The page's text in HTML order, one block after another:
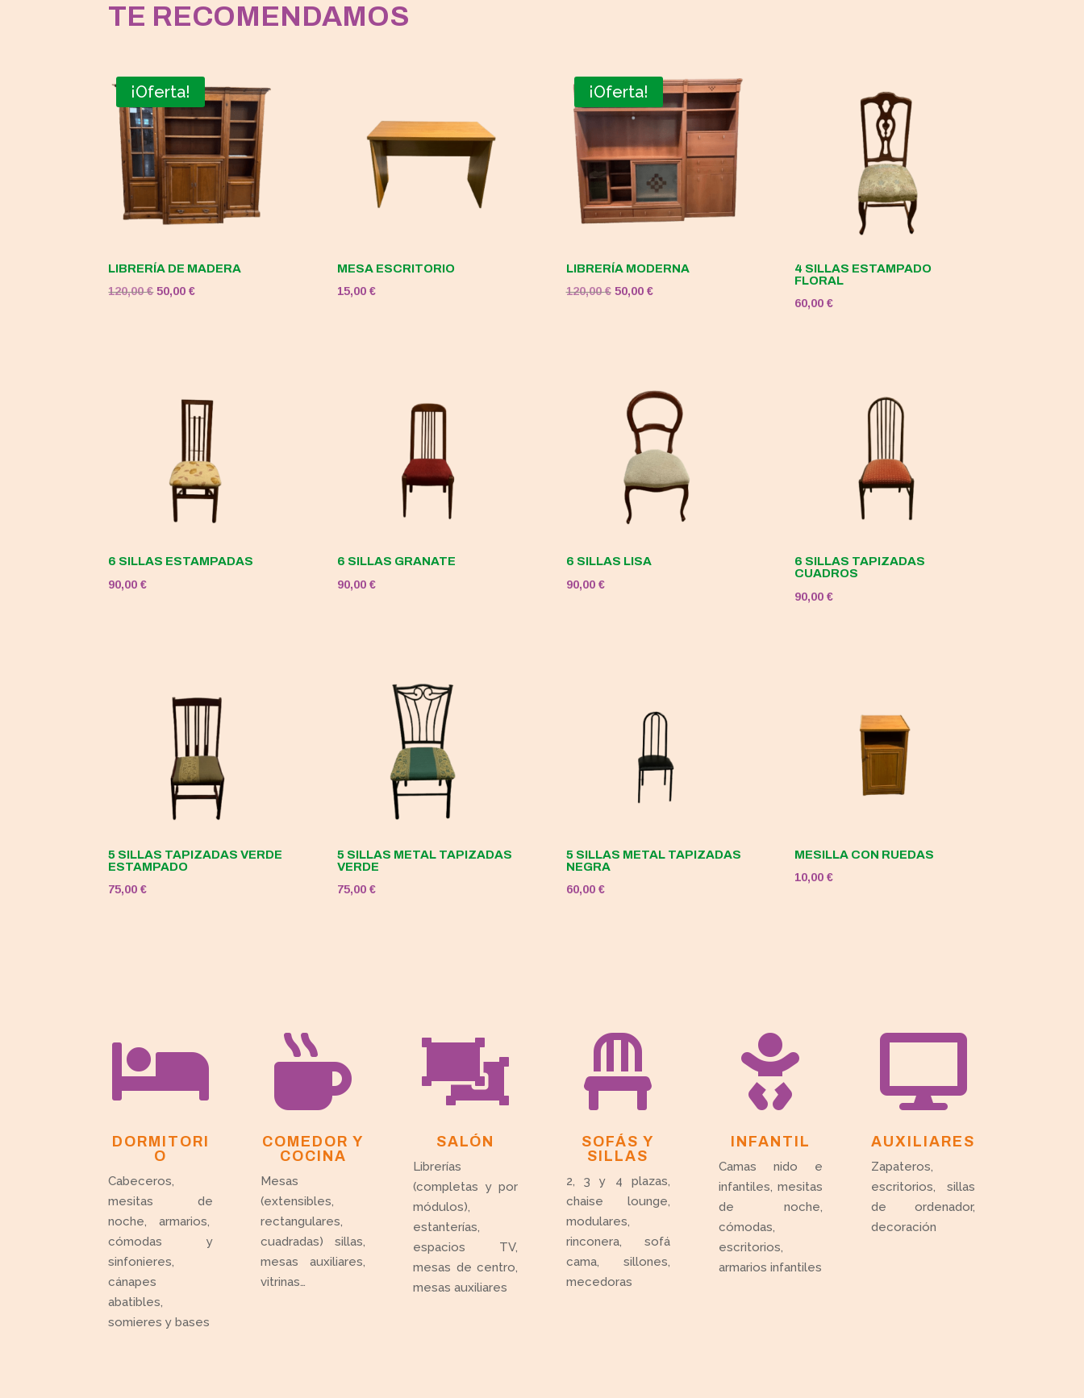
TE RECOMENDAMOS
¡Oferta!
LIBRERÍA DE MADERA
120,00€ El
50,00€El
MESA ESCRITORIO
15,00 €
¡Oferta!
LIBRERÍA MODERNA
120,00€ El
50,00 €El
4 SILLAS ESTAMPADO
FLORAL
60,00€
6 SILLAS ESTAMPADAS
90,00€
6 SILLAS GRANATE
90,00 €
6 SILLAS LISA
90,00 €
6 SILLAS TAPIZADAS
CUADROS
90,00€
5 SILLAS TAPIZADAS VERDE
ESTAMPADO
75,00€
5 SILLAS METAL TAPIZADAS
VERDE
75,00 €
5 SILLAS METAL TAPIZADAS
NEGRA
60,00 €
MESILLA CON RUEDAS
10,00€

DORMITORI
O
Cabeceros,
mesitas de
noche, armarios,
cómodas y
sinfonieres,
cánapes
abatibles,
somieres y bases

COMEDOR Y
COCINA
Mesas
(extensibles,
rectangulares,
cuadradas) sillas,
mesas auxiliares,
vitrinas…

SALÓN
Librerías
(completas y por
módulos),
estanterías,
espacios TV,
mesas de centro,
mesas auxiliares

SOFÁS Y
SILLAS
2, 3 y 4 plazas,
chaise lounge,
modulares,
rinconera, sofá
cama, sillones,
mecedoras

INFANTIL
Camas nido e
infantiles, mesitas
de noche,
cómodas,
escritorios,
armarios infantiles

AUXILIARES
Zapateros,
escritorios, sillas
de ordenador,
decoración